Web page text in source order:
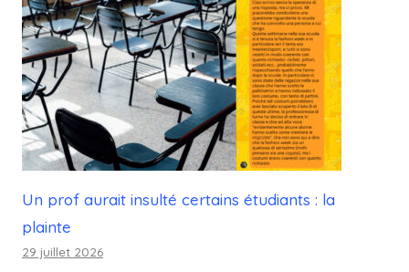
Un prof aurait insulté certains étudiants : la
plainte
29 juillet 2026